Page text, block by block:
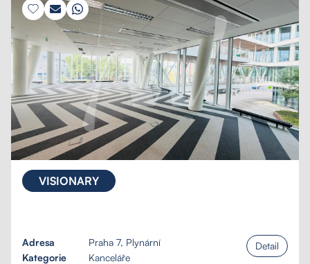
VISIONARY
Adresa
Praha 7, Plynární
Kategorie
Kanceláře
Detail